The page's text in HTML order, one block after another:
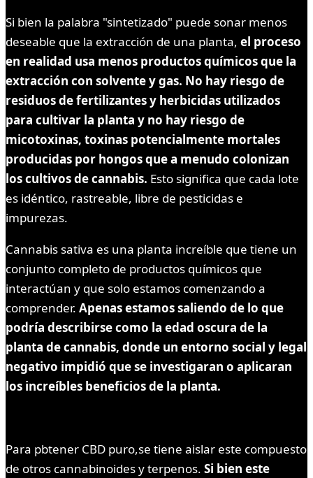
Si bien la palabra "sintetizado" puede sonar menos
deseable que la extracción de una planta, el proceso
en realidad usa menos productos químicos que la
extracción con solvente y gas. No hay riesgo de
residuos de fertilizantes y herbicidas utilizados
para cultivar la planta y no hay riesgo de
micotoxinas, toxinas potencialmente mortales
producidas por hongos que a menudo colonizan
los cultivos de cannabis. Esto significa que cada lote
es idéntico, rastreable, libre de pesticidas e
impurezas.
Cannabis sativa es una planta increíble que tiene un
conjunto completo de productos químicos que
interactúan y que solo estamos comenzando a
comprender. Apenas estamos saliendo de lo que
podría describirse como la edad oscura de la
planta de cannabis, donde un entorno social y legal
negativo impidió que se investigaran o aplicaran
los increíbles beneficios de la planta.
Para pbtener CBD puro,se tiene aislar este compuesto
de otros cannabinoides y terpenos. Si bien este